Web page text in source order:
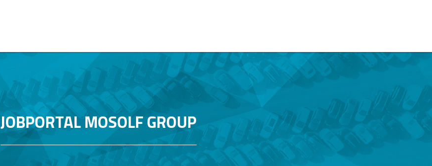
JOBPORTAL MOSOLF GROUP